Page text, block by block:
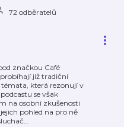
72 odběratelů
značkou Café
již tradiční
témata, která rezonují v
se však
na osobní zkušenosti
pohled na pro ně
…